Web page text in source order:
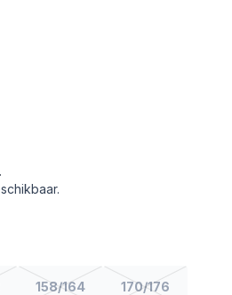
158/164 170/176